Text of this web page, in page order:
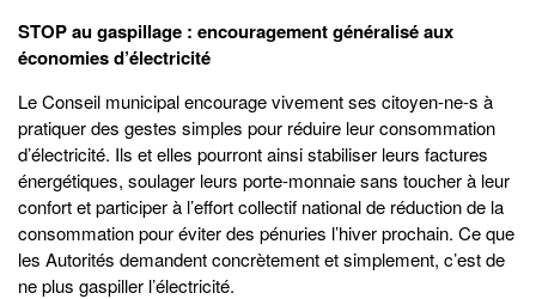
STOP au gaspillage : encouragement généralisé aux
économies d’électricité
Le Conseil municipal encourage vivement ses citoyen-ne-s à
pratiquer des gestes simples pour réduire leur consommation
d’électricité. Ils et elles pourront ainsi stabiliser leurs factures
énergétiques, soulager leurs porte-monnaie sans toucher à leur
confort et participer à l’effort collectif national de réduction de la
consommation pour éviter des pénuries l’hiver prochain. Ce que
les Autorités demandent concrètement et simplement, c’est de
ne plus gaspiller l’électricité.